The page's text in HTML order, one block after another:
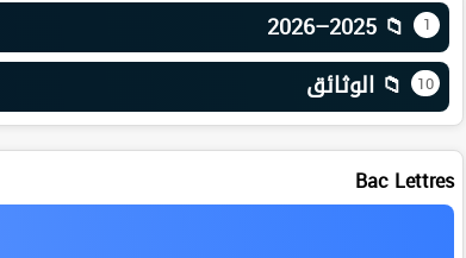
1
📁 2025–2026
10 📁 الوثائق
Bac Lettres